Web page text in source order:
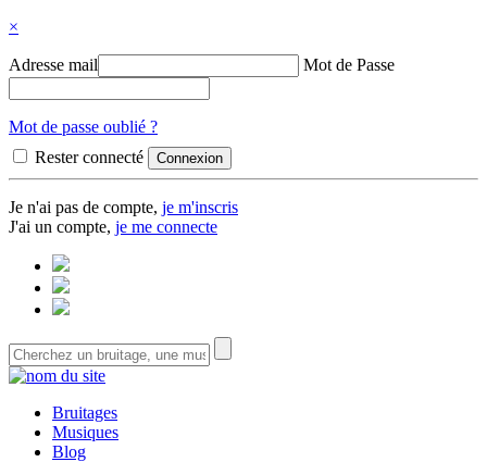
×
Adresse mail Mot de Passe
Mot de passe oublié ?
Rester connecté
Je n'ai pas de compte, je m'inscris
J'ai un compte, je me connecte
Bruitages
Musiques
Blog